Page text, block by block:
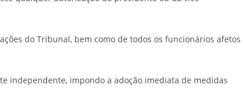
do Tribunal, bem como de todos os funcionários afetos
independente, impondo a adoção imediata de medidas